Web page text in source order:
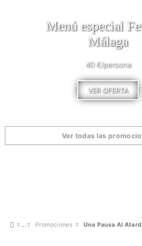
Menú especial
Málaga
40 €/persona
VER OFERTA
Ver todas las
Promociones Una Pausa Al